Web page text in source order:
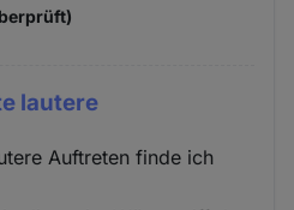
lautere
Auftreten finde ich